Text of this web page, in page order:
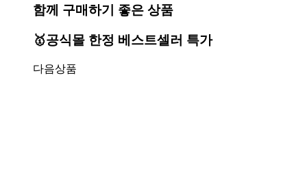
함께 구매하기 좋은 상품
🥇공식몰 한정 베스트셀러 특가
다음상품